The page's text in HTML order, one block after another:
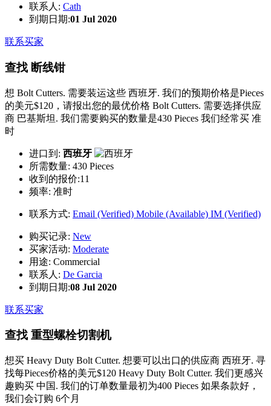
联系人: Cath
到期日期:01 Jul 2020
联系买家
查找 断线钳
想 Bolt Cutters. 需要装运这些 西班牙. 我们的预期价格是Pieces
的美元$120，请报出您的最优价格 Bolt Cutters. 需要选择供应
商 巴基斯坦. 我们需要购买的数量是430 Pieces 我们经常买 准
时
进口到: 西班牙
所需数量: 430 Pieces
收到的报价:11
频率: 准时
联系方式: Email (Verified) Mobile (Available) IM (Verified)
购买记录: New
买家活动: Moderate
用途: Commercial
联系人: De Garcia
到期日期:08 Jul 2020
联系买家
查找 重型螺栓切割机
想买 Heavy Duty Bolt Cutter. 想要可以出口的供应商 西班牙. 寻
找每Pieces价格的美元$120 Heavy Duty Bolt Cutter. 我们更感兴
趣购买 中国. 我们的订单数量最初为400 Pieces 如果条款好，
我们会订购 6个月